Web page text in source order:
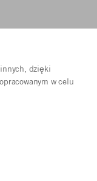
dzięki
w celu